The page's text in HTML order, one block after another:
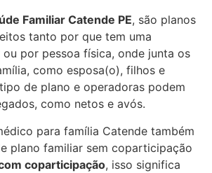
Familiar Catende PE, são planos
tanto por que tem uma
por pessoa física, onde junta os
como esposa(o), filhos e
de plano e operadoras podem
como netos e avós.
para família Catende também
plano familiar sem coparticipação
coparticipação, isso significa